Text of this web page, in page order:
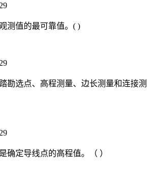
测值的最可靠值。( )
勘选点、高程测量、边长测量和连接测
确定导线点的高程值。（ ）